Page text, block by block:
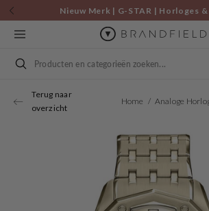
Skip to
content
Nieuw Merk | G-STAR | Horloges
Search
Terug naar
overzicht
Home Analoge